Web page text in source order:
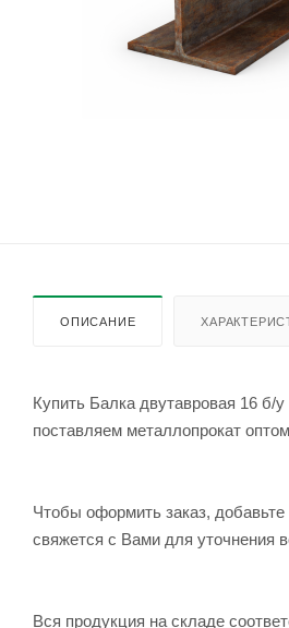
ОПИСАНИЕ
Купить Балка двутавровая 16
поставляем металлопрокат
Чтобы оформить заказ,
свяжется с Вами для уточнения
Вся продукция на складе